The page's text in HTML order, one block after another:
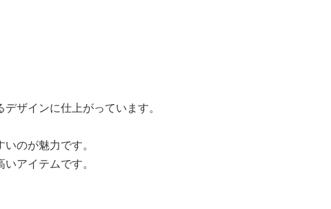
ザインに仕上がっています。
のが魅力です。
アイテムです。